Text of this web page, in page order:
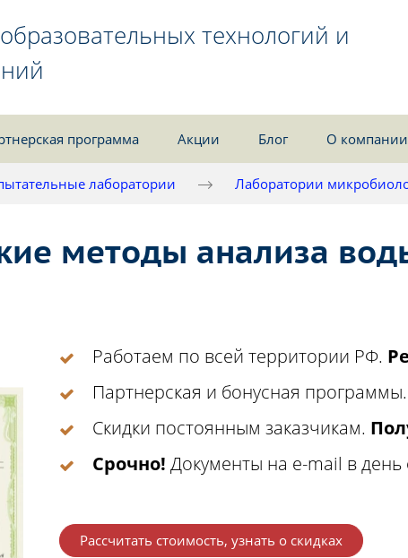
технологий и
программа Акции Блог О компании
лаборатории Лаборатории
методы анализа
Работаем по всей территории РФ.
Партнерская и бонусная
Скидки постоянным заказчикам.
Срочно! Документы на e-mail в
Рассчитать стоимость, узнать о скидках